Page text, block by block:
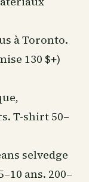
à Toronto.
130 $+)
T-shirt 50–
selvedge
ans. 200–